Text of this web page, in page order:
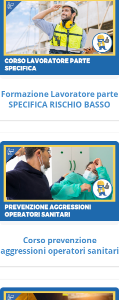
Formazione Lavoratore parte
SPECIFICA RISCHIO BASSO
Corso prevenzione
aggressioni operatori sanitari